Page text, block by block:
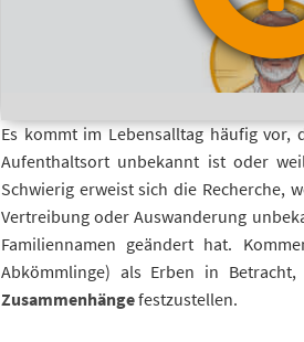
Es kommt im Lebensalltag häufig vor,
Aufenthaltsort unbekannt ist oder
Schwierig erweist sich die Recherche,
Vertreibung oder Auswanderung
Familiennamen geändert hat.
Abkömmlinge) als Erben in
Zusammenhängefestzustellen.